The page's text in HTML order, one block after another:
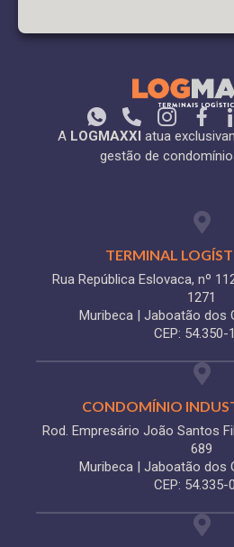
A LOGMAXXI atua
gestão de
TERMINAL
Rua República Eslovaca, nº
1271
Muribeca | Jaboatão dos
CEP: 54.350-
CONDOMÍNIO
Rod. Empresário João Santos
689
Muribeca | Jaboatão dos
CEP: 54.335-